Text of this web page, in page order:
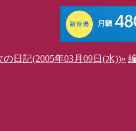
の日記(2005年03月09日(水))»